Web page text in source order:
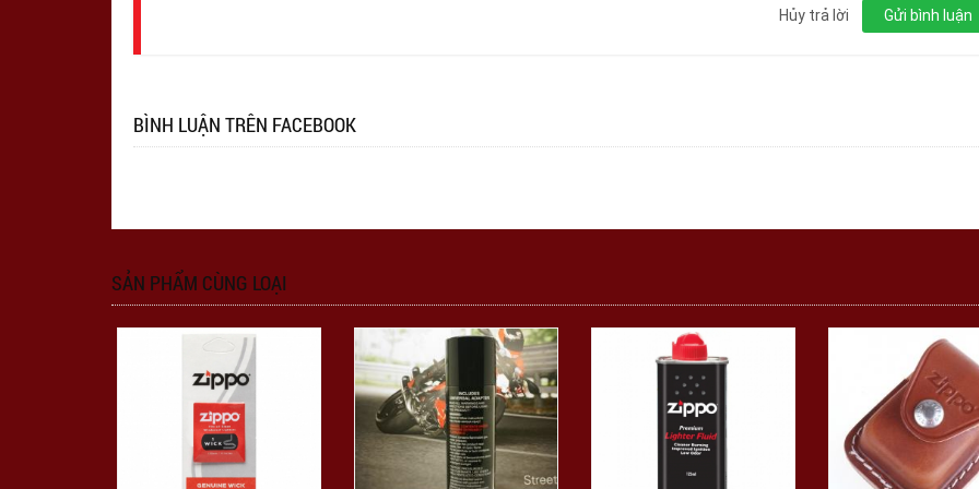
Gửi bình luận
Hủy trả lời
BÌNH LUẬN TRÊN FACEBOOK
SẢN PHẨM CÙNG LOẠI